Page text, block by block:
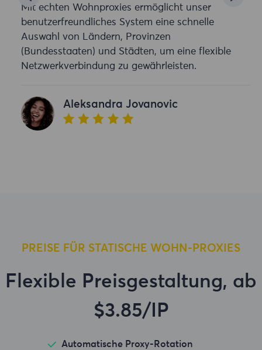
Mit echten Wohnproxies ermöglicht unser
benutzerfreundliches System eine schnelle
Auswahl von Ländern, Provinzen
(Bundesstaaten) und Städten, um eine flexible
Netzwerkverbindung zu gewährleisten.
Aleksandra Jovanovic
PREISE FÜR STATISCHE WOHN-PROXIES
Flexible Preisgestaltung, ab
$3.85/IP
Automatische Proxy-Rotation